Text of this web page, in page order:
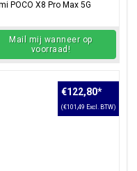
POCO X8 Pro Max 5G
Mail mij wanneer op
voorraad!
€122,80*
(€101,49 Excl. BTW)